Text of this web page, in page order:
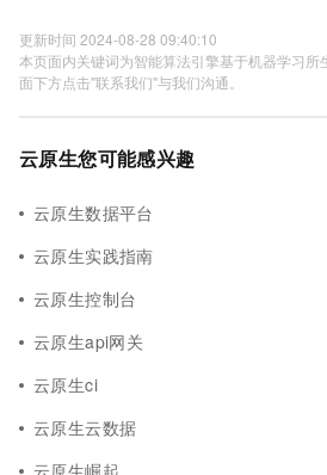
更新时间 2024-08-28 09:40:10
本页面内关键词为智能算法引擎基于机器学习所
面下方点击"联系我们"与我们沟通。
云原生您可能感兴趣
云原生数据平台
云原生实践指南
云原生控制台
云原生api网关
云原生ci
云原生云数据
云原生崛起